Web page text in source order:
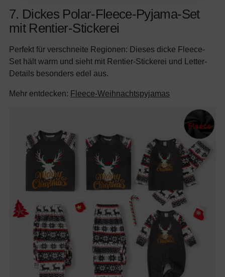
7. Dickes Polar-Fleece-Pyjama-Set
mit Rentier-Stickerei
Perfekt für verschneite Regionen: Dieses dicke Fleece-
Set hält warm und sieht mit Rentier-Stickerei und Letter-
Details besonders edel aus.
Mehr entdecken: Fleece-Weihnachtspyjamas
Indem Sie sich anmelden, stimmen Sie unserer
Datenschutzerklärung
zu